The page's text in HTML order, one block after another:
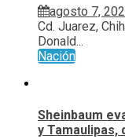
agosto 7,
Cd. Juarez,
Donald...
Nación
Sheinbaum
y Tamaulipas,